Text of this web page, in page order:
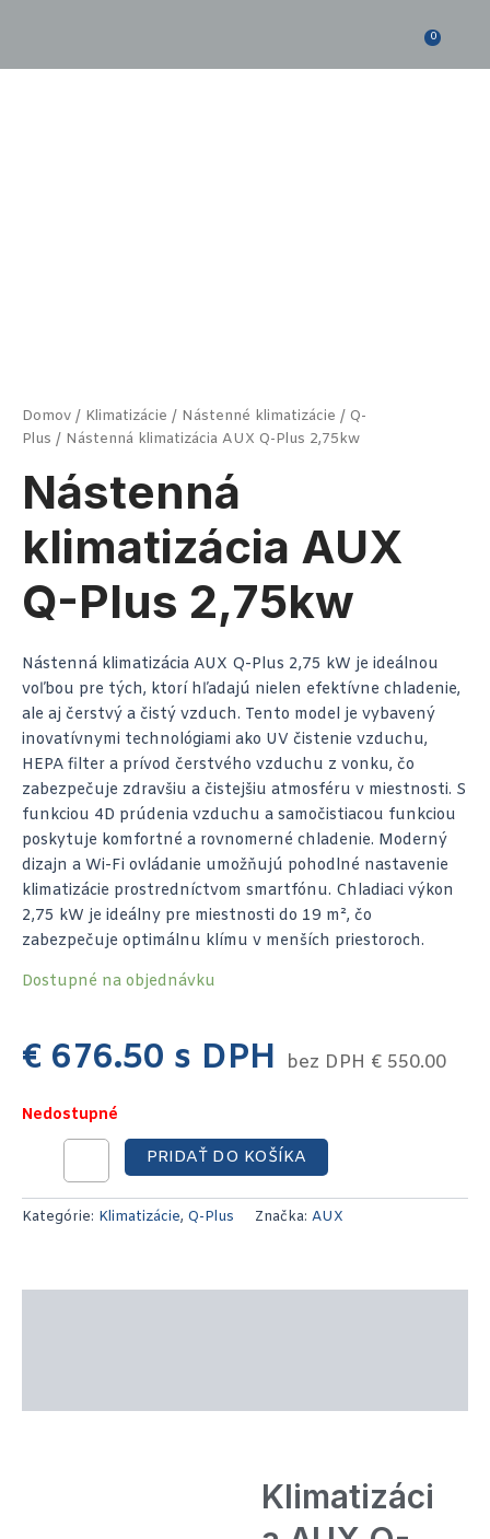
0
Domov / Klimatizácie / Nástenné klimatizácie / Q-
Plus / Nástenná klimatizácia AUX Q-Plus 2,75kw
Nástenná
klimatizácia AUX
Q-Plus 2,75kw
Nástenná klimatizácia AUX Q-Plus 2,75 kW je ideálnou
voľbou pre tých, ktorí hľadajú nielen efektívne chladenie,
ale aj čerstvý a čistý vzduch. Tento model je vybavený
inovatívnymi technológiami ako UV čistenie vzduchu,
HEPA filter a prívod čerstvého vzduchu z vonku, čo
zabezpečuje zdravšiu a čistejšiu atmosféru v miestnosti. S
funkciou 4D prúdenia vzduchu a samočistiacou funkciou
poskytuje komfortné a rovnomerné chladenie. Moderný
dizajn a Wi-Fi ovládanie umožňujú pohodlné nastavenie
klimatizácie prostredníctvom smartfónu. Chladiaci výkon
2,75 kW je ideálny pre miestnosti do 19 m², čo
zabezpečuje optimálnu klímu v menších priestoroch.
Dostupné na objednávku
€ 676.50 s DPH bez DPH € 550.00
Nedostupné
PRIDAŤ DO KOŠÍKA
Kategórie: Klimatizácie, Q-Plus Značka: AUX
Klimatizáci